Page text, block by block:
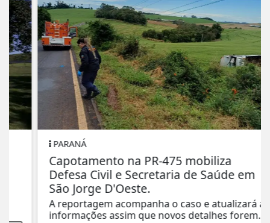
PARANÁ
Capotamento na PR-475 mobiliza
Defesa Civil e Secretaria de Saúde em
São Jorge D'Oeste.
A reportagem acompanha o caso e atualizará as
informações assim que novos detalhes forem...